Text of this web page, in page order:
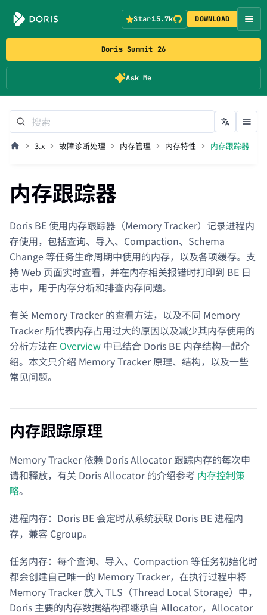
Doris Summit 26
Ask Me
Star15.7k DOWNLOAD
3.x 故障诊断处理 内存管理 内存特性 内存跟踪器
内存跟踪器
Doris BE 使用内存跟踪器（Memory Tracker）记录进程内
存使用，包括查询、导入、Compaction、Schema
Change 等任务生命周期中使用的内存，以及各项缓存。支
持 Web 页面实时查看，并在内存相关报错时打印到 BE 日
志中，用于内存分析和排查内存问题。
有关 Memory Tracker 的查看方法，以及不同 Memory
Tracker 所代表内存占用过大的原因以及减少其内存使用的
分析方法在 Overview 中已结合 Doris BE 内存结构一起介
绍。本文只介绍 Memory Tracker 原理、结构，以及一些
常见问题。
内存跟踪原理
Memory Tracker 依赖 Doris Allocator 跟踪内存的每次申
请和释放，有关 Doris Allocator 的介绍参考 内存控制策
略。
进程内存：Doris BE 会定时从系统获取 Doris BE 进程内
存，兼容 Cgroup。
任务内存：每个查询、导入、Compaction 等任务初始化时
都会创建自己唯一的 Memory Tracker，在执行过程中将
Memory Tracker 放入 TLS（Thread Local Storage）中，
Doris 主要的内存数据结构都继承自 Allocator，Allocator